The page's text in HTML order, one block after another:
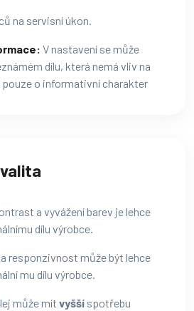
na servisní úkon.
V nastavení se může
dílu, která nemá vliv na
o informativní charakter
a vyvážení barev je lehce
dílu výrobce.
responzivnost může být lehce
mu dílu výrobce.
může mít vyšší spotřebu